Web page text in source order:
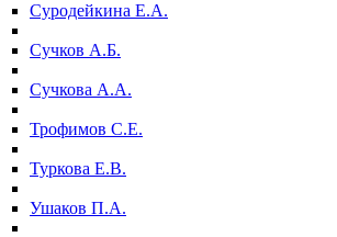
Суродейкина Е.А.
Сучков А.Б.
Сучкова А.А.
Трофимов С.Е.
Туркова Е.В.
Ушаков П.А.